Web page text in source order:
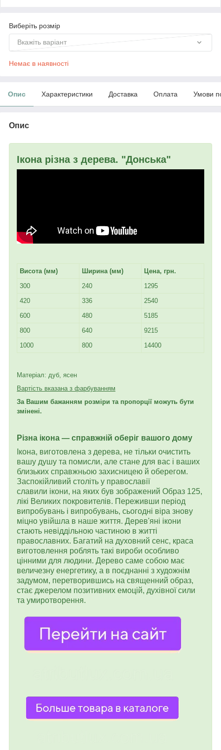
Виберіть розмір
Вкажіть варіант
Немає в наявності
Опис Характеристики Доставка Оплата Умови
Опис
Ікона різна з дерева. "Донська"
Висота (мм) Ширина (мм)
Цена, грн.
300
240
1295
420
336
2540
600
480
5185
800
640
9215
1000
800 14400
Матеріал: дуб, ясен
Вартість вказана з фарбуванням
За Вашим бажанням розміри та пропорції можуть бути
змінені.
Різна ікона — справжній оберіг вашого дому
Ікона, виготовлена з дерева, не тільки очистить
вашу душу та помисли, але стане для вас і ваших
близьких справжньою захисницею й оберегом.
Заспокійливий століть у православії
славили ікони, на яких був зображений Образ 125,
лікі Великих покровителів. Переживши період
випробувань і випробувань, сьогодні віра знову
міцно увійшла в наше життя. Дерев'яні ікони
стають невіддільною частиною в житті
православних. Багатий на духовний сенс, краса
виготовлення роблять такі вироби особливо
цінними для людини. Дерево саме собою має
величезну енергетику, а в поєднанні з художнім
задумом, перетворившись на священний образ,
стає джерелом позитивних емоцій, духівної сили
та умиротворення.